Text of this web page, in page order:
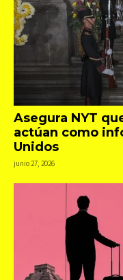
Asegura NYT
actúan como
Unidos
junio 27, 2026